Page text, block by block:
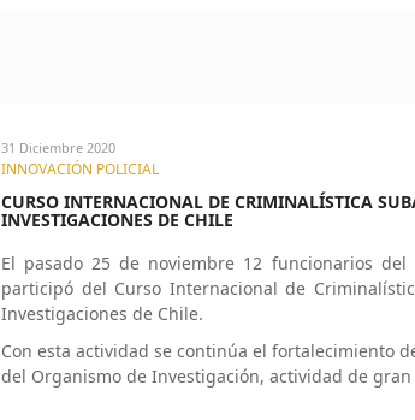
31 Diciembre 2020
INNOVACIÓN POLICIAL
CURSO INTERNACIONAL DE CRIMINALÍSTICA
INVESTIGACIONES DE CHILE
El pasado 25 de noviembre 12 funcionarios del
participó del Curso Internacional de
Investigaciones de Chile.
Con esta actividad se continúa el fortalecimiento
del Organismo de Investigación, actividad de gran